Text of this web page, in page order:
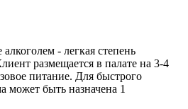
- легкая степень
размещается в палате на 3-4
питание. Для быстрого
может быть назначена 1